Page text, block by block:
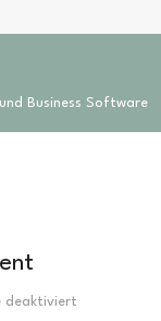
Business Software
deaktiviert